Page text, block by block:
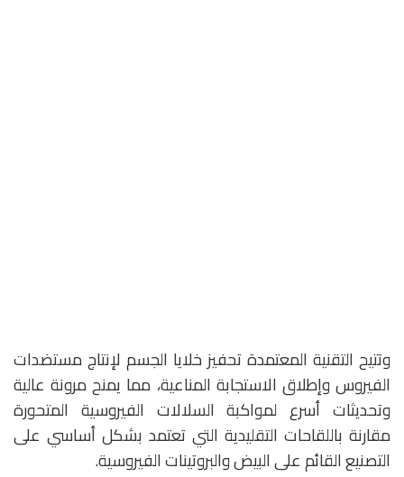
وتتيح التقنية المعتمدة تحفيز خلايا الجسم لإنتاج مستضدات
الفيروس وإطلاق الاستجابة المناعية، مما يمنح مرونة عالية
وتحديثات أسرع لمواكبة السلالات الفيروسية المتحورة
مقارنة باللقاحات التقليدية التي تعتمد بشكل أساسي على
التصنيع القائم على البيض والبروتينات الفيروسية.